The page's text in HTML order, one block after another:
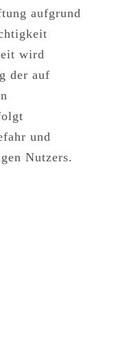
aufgrund
wird
der auf
und
Nutzers.